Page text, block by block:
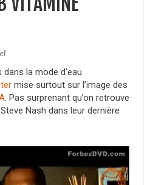
la mode d’eau
mise surtout sur l’image des
. Pas surprenant qu’on retrouve
Nash dans leur dernière